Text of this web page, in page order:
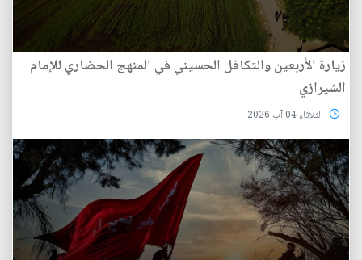
زيارة الأربعين والتكافل الحسيني في المنهج الحضاري للإمام
الشيرازي
الثلاثاء 04 آب 2026